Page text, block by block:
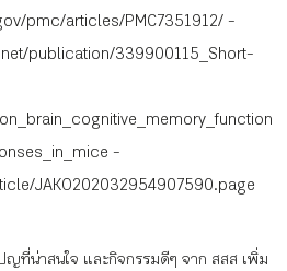
pmc/articles/PMC7351912/ -
publication/339900115_Short-
-
JAKO202032954907590.page
ที่น่าสนใจ และกิจกรรมดีๆ จาก สสส เพิ่ม